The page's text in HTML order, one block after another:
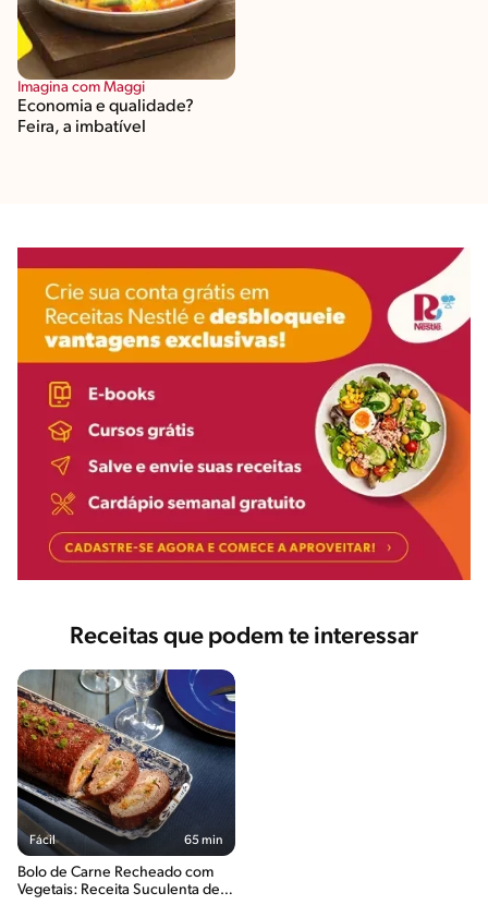
Imagina com Maggi
Economia e qualidade?
Feira, a imbatível
Receitas que podem te interessar
Fácil 65 min
Bolo de Carne Recheado com
Vegetais: Receita Suculenta de